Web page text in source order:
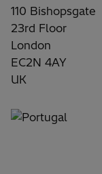
110 Bishopsgate
23rd Floor
London
EC2N 4AY
UK